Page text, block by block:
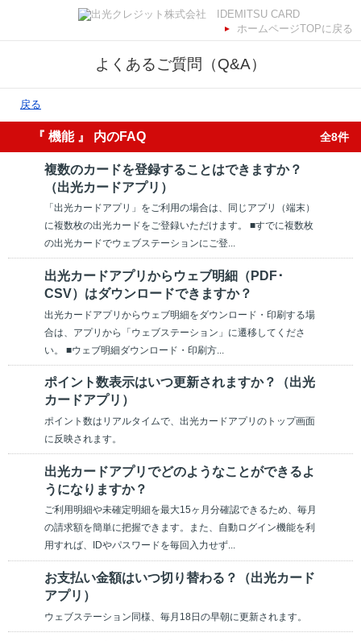
ホームページTOPに戻る
よくあるご質問（Q&A）
戻る
『 機能 』 内のFAQ 全8件
複数のカードを登録することはできますか？
（出光カードアプリ）
「出光カードアプリ」をご利用の場合は、同じアプリ（端末）
に複数枚の出光カードをご登録いただけます。 ■すでに複数枚
の出光カードでウェブステーションにご登...
出光カードアプリからウェブ明細（PDF･
CSV）はダウンロードできますか？
出光カードアプリからウェブ明細をダウンロード・印刷する場
合は、アプリから「ウェブステーション」に遷移してくださ
い。 ■ウェブ明細ダウンロード・印刷方...
ポイント数表⽰はいつ更新されますか？（出光
カードアプリ）
ポイント数はリアルタイムで、出光カードアプリのトップ画面
に反映されます。
出光カードアプリでどのようなことができるよ
うになりますか？
ご利用明細や未確定明細を最大15ヶ月分確認できるため、毎月
の請求額を簡単に把握できます。また、自動ログイン機能を利
用すれば、IDやパスワードを毎回入力せず...
お⽀払い⾦額はいつ切り替わる？（出光カード
アプリ）
ウェブステーション同様、毎月18日の早朝に更新されます。